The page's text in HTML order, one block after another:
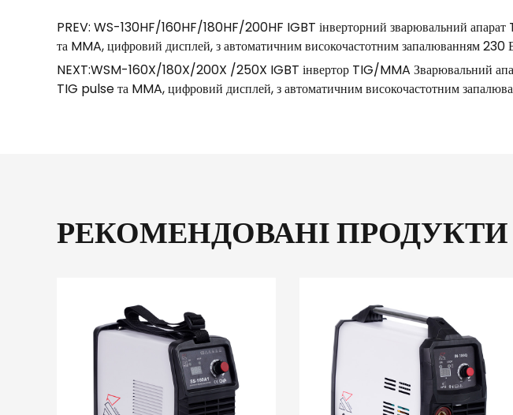
PREV: WS-130HF/160HF/180HF/200HF IGBT інверторний зварювальний
та MMA, цифровий дисплей, з автоматичним високочастотним запалюванням
NEXT:WSM-160X/180X/200X /250X IGBT інвертор TIG/MMA Зварювальний
TIG pulse та MMA, цифровий дисплей, з автоматичним високочастотним
РЕКОМЕНДОВАНІ ПРОДУКТИ